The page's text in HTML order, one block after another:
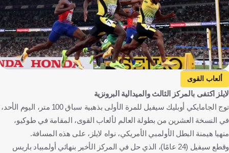
Getty Images
ألعاب القوى
لايلز اكتفى بالمركز الثالث والميدالية البرونزية
توج الجامايكي أوبليك سيفيل للمرة الأولى بذهبية سباق 100 متر، اليوم الأحد،
في النسخة العشرين من بطولة العالم لألعاب القوى، المقامة في طوكيو،
منهيا هيمنة البطل الأولمبي الأمريكي، نواه لايلز، على هذه المسافة.
وقطع سيفيل (24 عامًا)، الذي حل في المركز الأخير بنهائي أولمبياد باريس